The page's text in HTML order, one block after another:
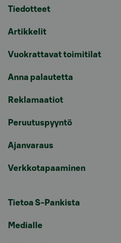
Tiedotteet
Artikkelit
Vuokrattavat toimitilat
Anna palautetta
Reklamaatiot
Peruutuspyyntö
Ajanvaraus
Verkkotapaaminen
Tietoa S-Pankista
Medialle